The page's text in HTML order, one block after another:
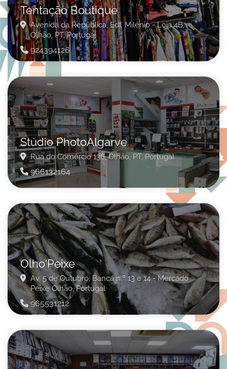
Tentação Boutique
Avenida da República, Edf. Milénio - Loja 4B,
Olhão, PT,Portugal
924394126
Stúdio PhotoAlgarve
Rua do Comércio 136,Olhão, PT, Portugal
966132164
Olho'Peixe
Av. 5 de Outubro, Banca n.º 13 e 14 - Mercado
PeixeOlhão,Portugal
965531212